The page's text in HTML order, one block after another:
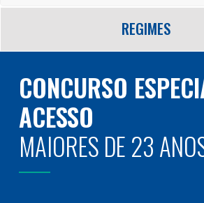
REGIMES
CONCURSO
ACESSO
MAIORES DE 23